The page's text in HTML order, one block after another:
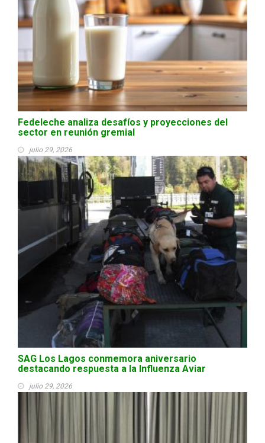
Fedeleche analiza desafíos y proyecciones del
sector en reunión gremial
julio 29, 2026
SAG Los Lagos conmemora aniversario
destacando respuesta a la Influenza Aviar
julio 29, 2026